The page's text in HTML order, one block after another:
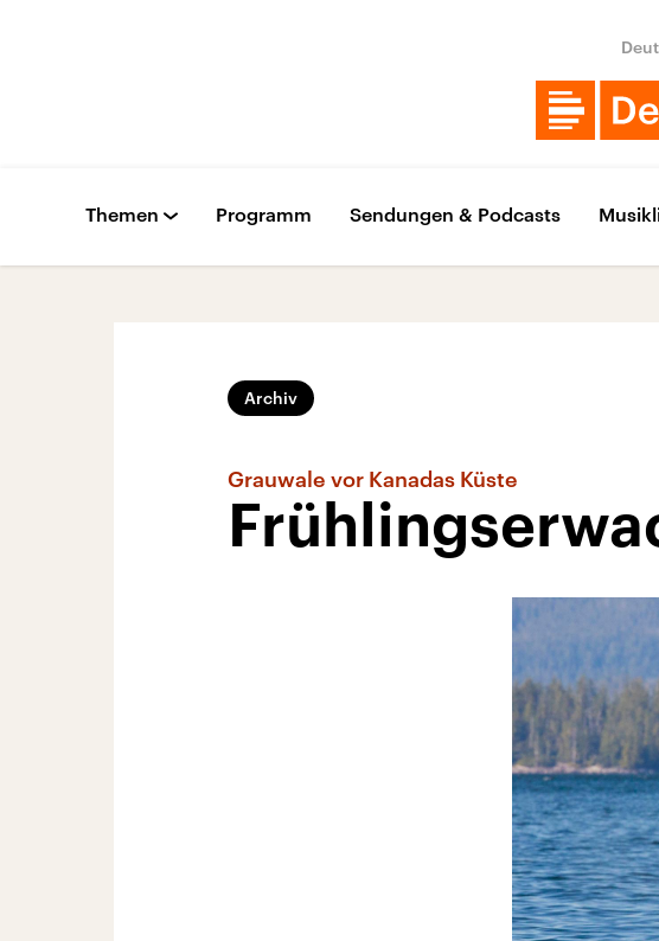
Themen Programm Sendungen & Podcasts
Archiv
Grauwale vor Kanadas Küste